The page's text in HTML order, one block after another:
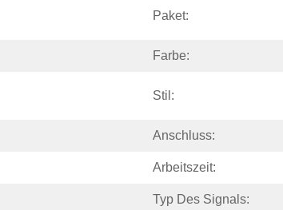
Paket:
Farbe:
Stil:
Anschluss:
Arbeitszeit:
Typ Des Signals: